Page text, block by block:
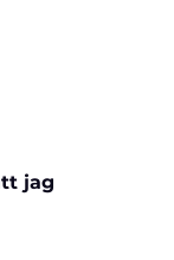
jag